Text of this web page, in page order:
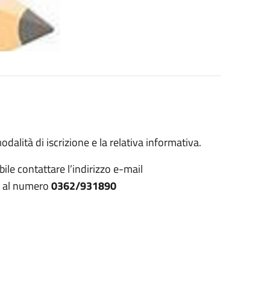
di iscrizione e la relativa informativa.
contattare l’indirizzo e-mail
numero0362/931890